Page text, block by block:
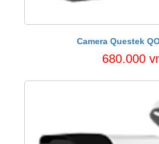
Camera Questek
680.000